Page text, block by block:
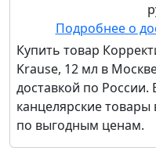
Подробнее о
Купить товар
Krause, 12 мл в
доставкой по России.
канцелярские
по выгодным ценам.